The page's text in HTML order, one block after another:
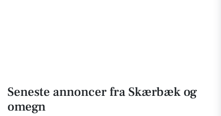
Seneste annoncer fra Skærbæk og
omegn